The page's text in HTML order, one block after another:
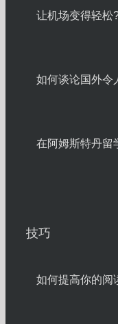
让机场变得轻松
如何谈论国外令
在阿姆斯特丹留
技巧
如何提高你的阅